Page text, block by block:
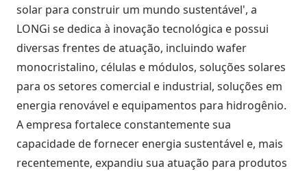
solar para construir um mundo sustentável', a
LONGi se dedica à inovação tecnológica e possui
diversas frentes de atuação, incluindo wafer
monocristalino, células e módulos, soluções solares
para os setores comercial e industrial, soluções em
energia renovável e equipamentos para hidrogênio.
A empresa fortalece constantemente sua
capacidade de fornecer energia sustentável e, mais
recentemente, expandiu sua atuação para produtos